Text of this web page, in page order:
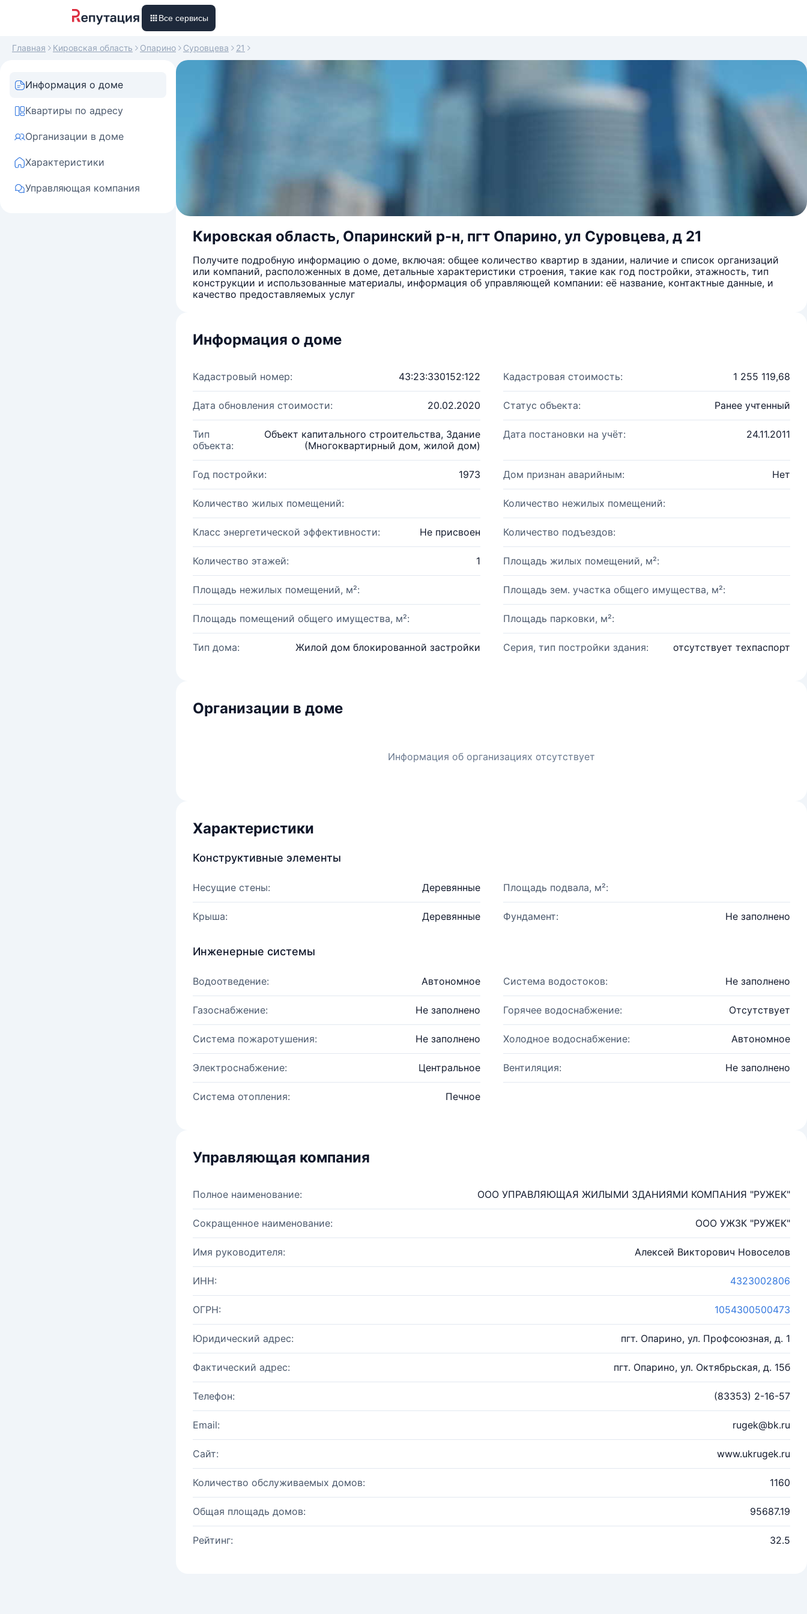
Все сервисы
Главная Кировская область Опарино Суровцева 21
Информация о доме
Квартиры по адресу
Организации в доме
Характеристики
Управляющая компания
Кировская область, Опаринский р-н, пгт Опарино, ул Суровцева, д 21
Получите подробную информацию о доме, включая: общее количество квартир в здании, наличие и список организаций
или компаний, расположенных в доме, детальные характеристики строения, такие как год постройки, этажность, тип
конструкции и использованные материалы, информация об управляющей компании: её название, контактные данные, и
качество предоставляемых услуг
Информация о доме
Кадастровый номер: 43:23:330152:122 Кадастровая стоимость: 1 255 119,68
Дата обновления стоимости: 20.02.2020 Статус объекта: Ранее учтенный
Тип
объекта:
Объект капитального строительства, Здание
(Многоквартирный дом, жилой дом)
Дата постановки на учёт: 24.11.2011
Год постройки: 1973 Дом признан аварийным: Нет
Количество жилых помещений: Количество нежилых помещений:
Класс энергетической эффективности: Не присвоен Количество подъездов:
Количество этажей: 1 Площадь жилых помещений, м²:
Площадь нежилых помещений, м²: Площадь зем. участка общего имущества, м²:
Площадь помещений общего имущества, м²: Площадь парковки, м²:
Тип дома: Жилой дом блокированной застройки Серия, тип постройки здания: отсутствует техпаспорт
Организации в доме
Информация об организациях отсутствует
Характеристики
Конструктивные элементы
Несущие стены: Деревянные Площадь подвала, м²:
Крыша: Деревянные Фундамент: Не заполнено
Инженерные системы
Водоотведение: Автономное Система водостоков: Не заполнено
Газоснабжение: Не заполнено Горячее водоснабжение: Отсутствует
Система пожаротушения: Не заполнено Холодное водоснабжение: Автономное
Электроснабжение: Центральное Вентиляция: Не заполнено
Система отопления: Печное
Управляющая компания
Полное наименование: ООО УПРАВЛЯЮЩАЯ ЖИЛЫМИ ЗДАНИЯМИ КОМПАНИЯ "РУЖЕК"
Сокращенное наименование: ООО УЖЗК "РУЖЕК"
Имя руководителя: Алексей Викторович Новоселов
ИНН: 4323002806
ОГРН: 1054300500473
Юридический адрес: пгт. Опарино, ул. Профсоюзная, д. 1
Фактический адрес: пгт. Опарино, ул. Октябрьская, д. 15б
Телефон: (83353) 2-16-57
Email: rugek@bk.ru
Сайт: www.ukrugek.ru
Количество обслуживаемых домов: 1160
Общая площадь домов: 95687.19
Рейтинг: 32.5